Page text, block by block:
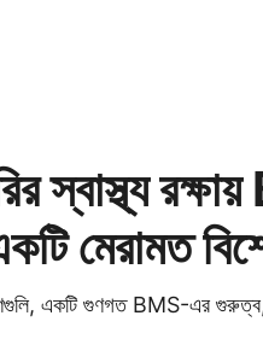
স্বাস্থ্য
মেরামত
একটি গুণগত BMS-এর গুরুত্ব,